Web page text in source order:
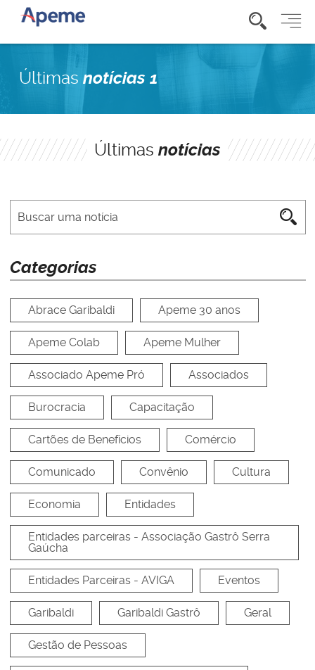
Últimas notícias 1
Últimas notícias
Categorias
Abrace Garibaldi Apeme 30 anos
Apeme Colab Apeme Mulher
Associado Apeme Pró Associados
Burocracia Capacitação
Cartões de Benefícios Comércio
Comunicado Convênio Cultura
Economia Entidades
Entidades parceiras - Associação Gastrô Serra
Gaúcha
Entidades Parceiras - AVIGA Eventos
Garibaldi Garibaldi Gastrô Geral
Gestão de Pessoas